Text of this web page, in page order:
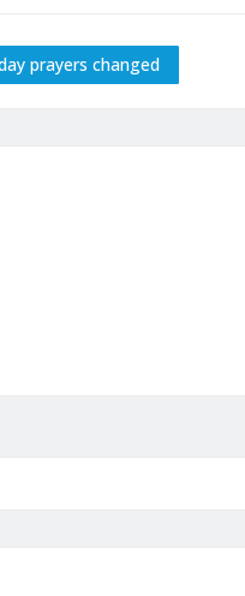
prayers changed